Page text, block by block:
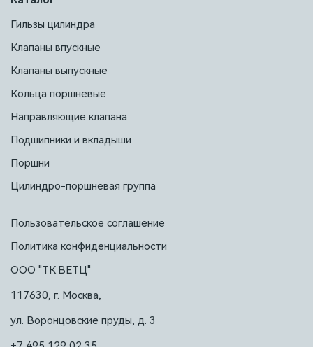
Гильзы цилиндра
Клапаны впускные
Клапаны выпускные
Кольца поршневые
Направляющие клапана
Подшипники и вкладыши
Поршни
Цилиндро-поршневая группа
Пользовательское соглашение
Политика конфиденциальности
ООО "ТК ВЕТЦ"
117630, г. Москва,
ул. Воронцовские пруды, д. 3